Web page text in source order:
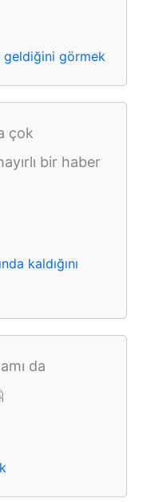
geldiğini görmek
çok
bir haber
kaldığını
da